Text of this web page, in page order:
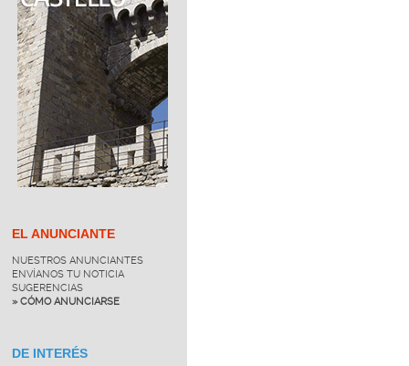
EL ANUNCIANTE
NUESTROS ANUNCIANTES
ENVÍANOS TU NOTICIA
SUGERENCIAS
» CÓMO ANUNCIARSE
DE INTERÉS